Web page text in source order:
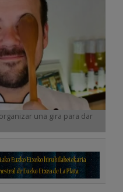
una gira para dar